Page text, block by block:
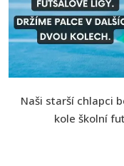
Naši starší chlapci
kole školní